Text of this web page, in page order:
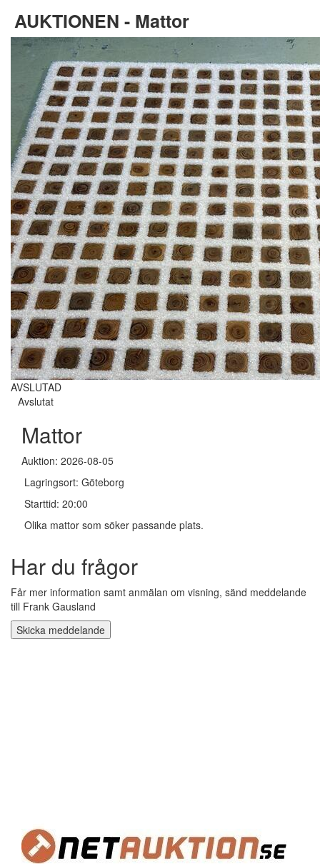
AUKTIONEN - Mattor
AVSLUTAD
Avslutat
Mattor
Auktion: 2026-08-05
Lagringsort: Göteborg
Starttid: 20:00
Olika mattor som söker passande plats.
Har du frågor
Får mer information samt anmälan om visning, sänd meddelande
till Frank Gausland
Skicka meddelande